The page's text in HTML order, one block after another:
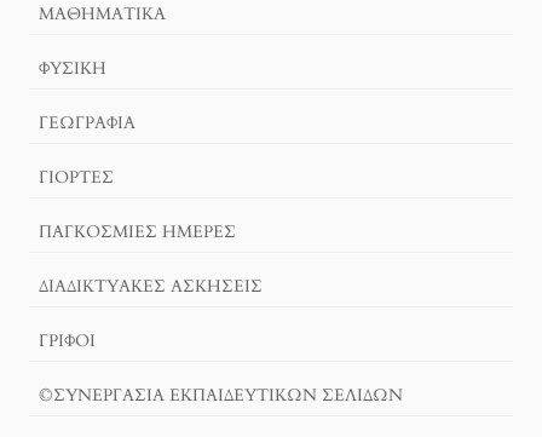
ΜΑΘΗΜΑΤΙΚΆ
ΦΥΣΙΚΗ
ΓΕΩΓΡΑΦΊΑ
ΓΙΟΡΤΈΣ
ΠΑΓΚΟΣΜΙΕΣ ΗΜΕΡΕΣ
ΔΙΑΔΙΚΤΥΑΚΈΣ ΑΣΚΉΣΕΙΣ
ΓΡΙΦΟΙ
©ΣΥΝΕΡΓΑΣΙΑ ΕΚΠΑΙΔΕΥΤΙΚΩΝ ΣΕΛΙΔΩΝ